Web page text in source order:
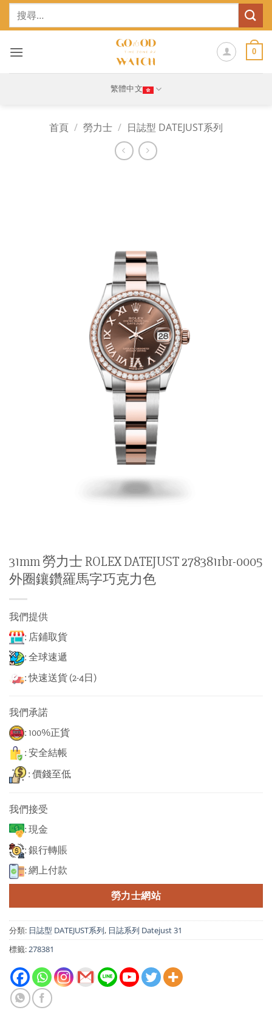
Skip
鍵
0
繁體中文
首頁 / 勞力士 / 日誌型 DATEJUST系列
31mm 勞力士 ROLEX DATEJUST 278381rbr-0005
外圈鑲鑽羅馬字巧克力色
我們提供
: 店鋪取貨
: 全球速遞
: 快速送貨 (2-4日)
我們承諾
: 100%正貨
: 安全結帳
: 價錢至低
我們接受
: 現金
: 銀行轉賬
: 網上付款
勞力士網站
分類: 日誌型 DATEJUST系列, 日誌系列 Datejust 31
標籤:278381